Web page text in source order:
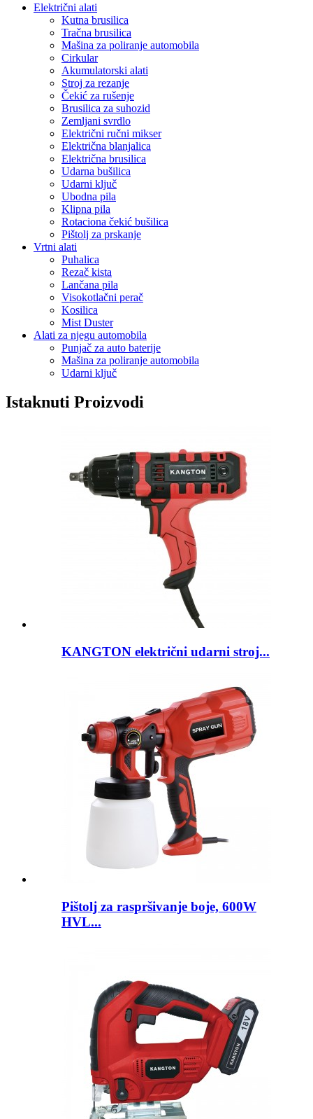
Električni alati
Kutna brusilica
Tračna brusilica
Mašina za poliranje automobila
Cirkular
Akumulatorski alati
Stroj za rezanje
Čekić za rušenje
Brusilica za suhozid
Zemljani svrdlo
Električni ručni mikser
Električna blanjalica
Električna brusilica
Udarna bušilica
Udarni ključ
Ubodna pila
Klipna pila
Rotaciona čekić bušilica
Pištolj za prskanje
Vrtni alati
Puhalica
Rezač kista
Lančana pila
Visokotlačni perač
Kosilica
Mist Duster
Alati za njegu automobila
Punjač za auto baterije
Mašina za poliranje automobila
Udarni ključ
Istaknuti Proizvodi
KANGTON električni udarni stroj...
Pištolj za raspršivanje boje, 600W
HVL...